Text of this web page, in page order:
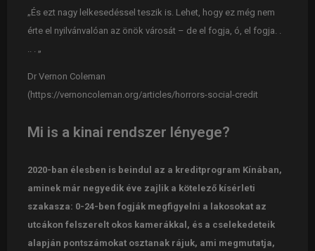
„És ezt nagy lelkesedéssel teszik is. Lehet, hogy ez még nem
érte el nyilvánvalóan az önök városát – de el fogja, ó, el fogja. .
.. . „
Dr Vernon Coleman
(https://vernoncoleman.org/articles/horrors-social-credit
Mi is a kinai rendszer lényege?
2020-ban élesben is beindul az a kreditprogram Kínában,
aminek már negyedik éve zajlik a kötelező kísérleti
szakasza: 0-24-ben fogják megfigyelni a lakosokat az
utcákon felszerelt okos kamerákkal, és a cselekedeteik
alapján pontszámokat osztanak rájuk, ami megmutatja,